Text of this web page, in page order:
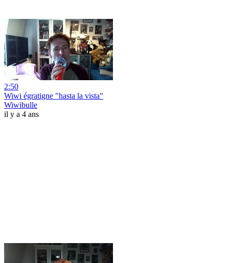
2:50
Wiwi égratigne "hasta la vista"
Wiwibulle
il y a 4 ans